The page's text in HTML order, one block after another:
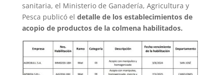
sanitaria, el Ministerio de Ganadería, Agricultura y
Pesca publicó el detalle de los establecimientos de
acopio de productos de la colmena habilitados.